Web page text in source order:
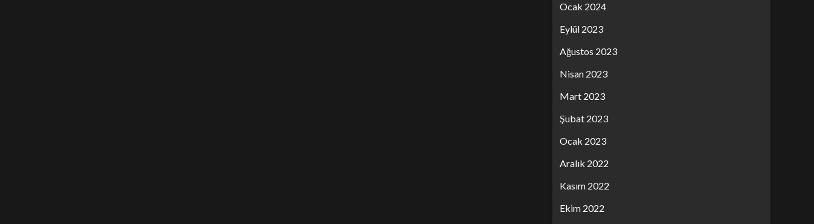
Ocak 2024
Eylül 2023
Ağustos 2023
Nisan 2023
Mart 2023
Şubat 2023
Ocak 2023
Aralık 2022
Kasım 2022
Ekim 2022